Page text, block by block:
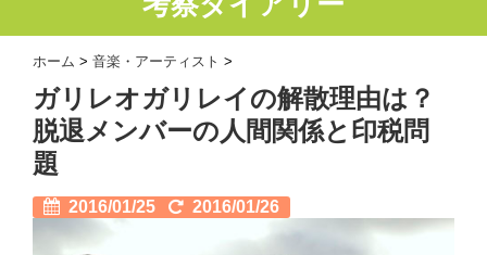
ホーム > 音楽・アーティスト >
ガリレオガリレイの解散理由は？
脱退メンバーの人間関係と印税問
題
2016/01/25 2016/01/26